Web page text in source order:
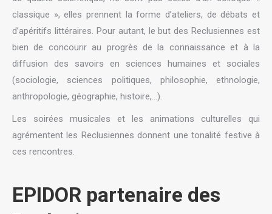
classique », elles prennent la forme d’ateliers, de débats et
d’apéritifs littéraires. Pour autant, le but des Reclusiennes est
bien de concourir au progrès de la connaissance et à la
diffusion des savoirs en sciences humaines et sociales
(sociologie, sciences politiques, philosophie, ethnologie,
anthropologie, géographie, histoire,…).
Les soirées musicales et les animations culturelles qui
agrémentent les Reclusiennes donnent une tonalité festive à
ces rencontres.
EPIDOR partenaire des